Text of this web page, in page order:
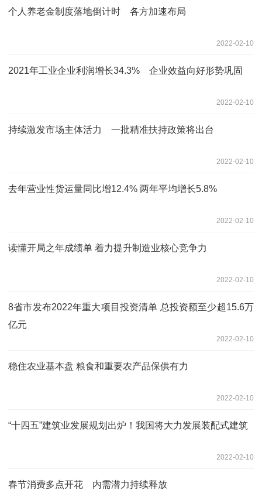
个人养老金制度落地倒计时 各方加速布局
2022-02-10
2021年工业企业利润增长34.3% 企业效益向好形势巩固
2022-02-10
持续激发市场主体活力 一批精准扶持政策将出台
2022-02-10
去年营业性货运量同比增12.4% 两年平均增长5.8%
2022-02-10
读懂开局之年成绩单 着力提升制造业核心竞争力
2022-02-10
8省市发布2022年重大项目投资清单 总投资额至少超15.6万
亿元
2022-02-10
稳住农业基本盘 粮食和重要农产品保供有力
2022-02-10
“十四五”建筑业发展规划出炉！我国将大力发展装配式建筑
2022-02-10
春节消费多点开花 内需潜力持续释放